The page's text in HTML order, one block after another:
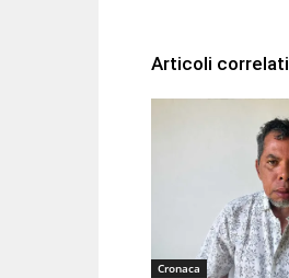
Articoli correlati
Cronaca